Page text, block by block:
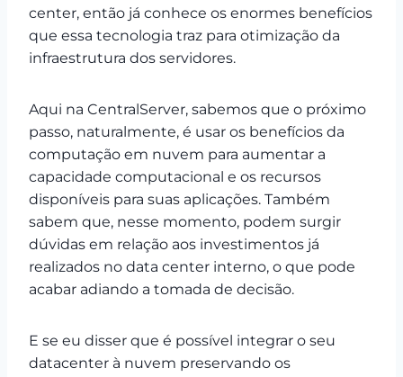
center, então já conhece os enormes benefícios
que essa tecnologia traz para otimização da
infraestrutura dos servidores.
Aqui na CentralServer, sabemos que o próximo
passo, naturalmente, é usar os benefícios da
computação em nuvem para aumentar a
capacidade computacional e os recursos
disponíveis para suas aplicações. Também
sabem que, nesse momento, podem surgir
dúvidas em relação aos investimentos já
realizados no data center interno, o que pode
acabar adiando a tomada de decisão.
E se eu disser que é possível integrar o seu
datacenter à nuvem preservando os